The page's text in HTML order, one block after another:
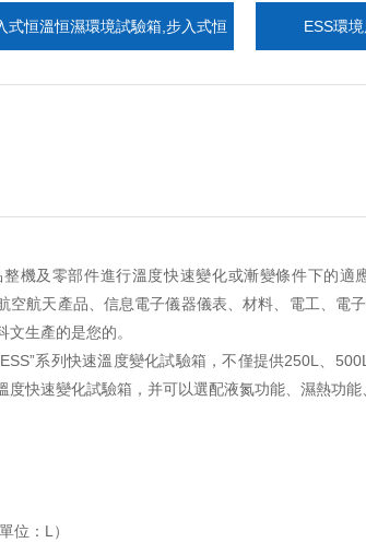
恒濕環境試驗箱,步入式恒 ESS環境應力篩
機及零部件進行溫度快速變化或漸變條件下的適
空航天產品、信息電子儀器儀表、材料、電工
文生產的是您的。
系列快速溫度變化試驗箱，不僅提供250L、
速變化試驗箱，并可以選配液氮功能、濕熱功能
：L）